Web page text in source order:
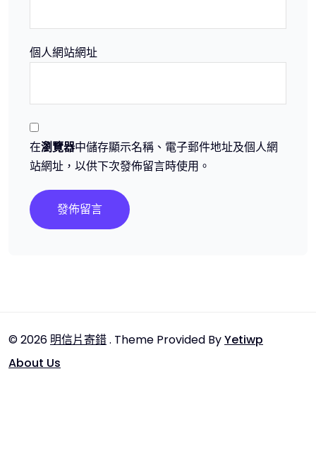
個人網站網址
在瀏覽器中儲存顯示名稱、電子郵件地址及個人網
站網址，以供下次發佈留言時使用。
© 2026 明信片寄錯. Theme Provided ByYetiwp
About Us